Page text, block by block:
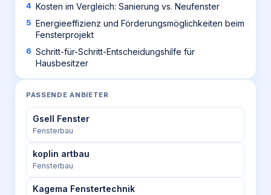
Kosten im Vergleich: Sanierung vs. Neufenster
Energieeffizienz und Förderungsmöglichkeiten beim
Fensterprojekt
Schritt-für-Schritt-Entscheidungshilfe für
Hausbesitzer
PASSENDE ANBIETER
Gsell Fenster
Fensterbau
koplin artbau
Fensterbau
Kagema Fenstertechnik